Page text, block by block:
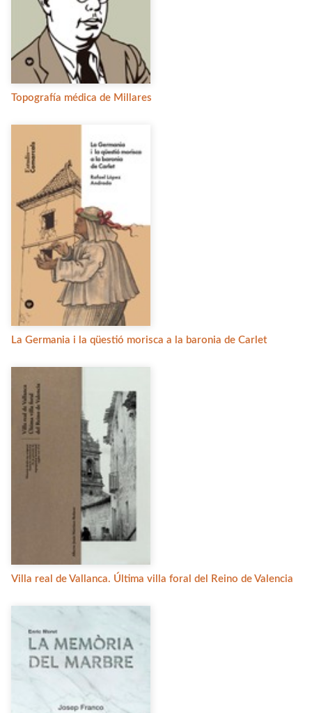
Topografía médica de Millares
La Germania i la qüestió morisca a la baronia de Carlet
Villa real de Vallanca. Última villa foral del Reino de Valencia